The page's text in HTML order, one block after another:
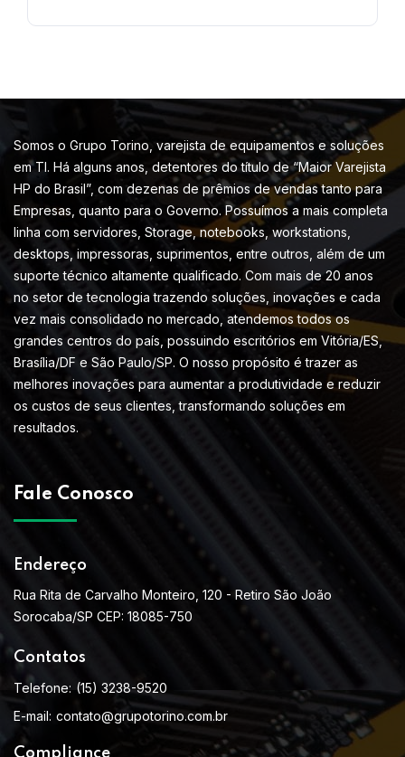
Somos o Grupo Torino, varejista de equipamentos e soluções
em TI. Há alguns anos, detentores do título de “Maior Varejista
HP do Brasil”, com dezenas de prêmios de vendas tanto para
Empresas, quanto para o Governo. Possuímos a mais completa
linha com servidores, Storage, notebooks, workstations,
desktops, impressoras, suprimentos, entre outros, além de um
suporte técnico altamente qualificado. Com mais de 20 anos
no setor de tecnologia trazendo soluções, inovações e cada
vez mais consolidado no mercado, atendemos todos os
grandes centros do país, possuindo escritórios em Vitória/ES,
Brasília/DF e São Paulo/SP. O nosso propósito é trazer as
melhores inovações para aumentar a produtividade e reduzir
os custos de seus clientes, transformando soluções em
resultados.
Fale Conosco
Endereço
Rua Rita de Carvalho Monteiro, 120 - Retiro São João
Sorocaba/SP CEP: 18085-750
Contatos
Telefone: (15) 3238-9520
E-mail: contato@grupotorino.com.br
Compliance